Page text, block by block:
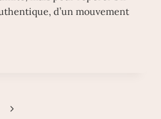
d’un mouvement
Page